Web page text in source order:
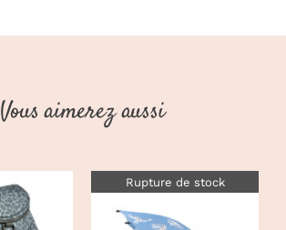
Vous aimerez aussi
Rupture de stock